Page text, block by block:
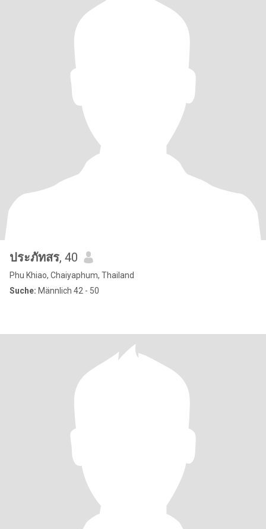
ประภัทสร, 40
Phu Khiao, Chaiyaphum, Thailand
Suche: Männlich 42 - 50